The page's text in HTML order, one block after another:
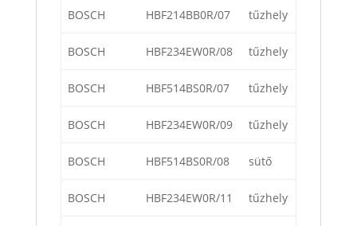
BOSCH HBF214BB0R/07 tűzhely
BOSCH HBF234EW0R/08 tűzhely
BOSCH HBF514BS0R/07 tűzhely
BOSCH HBF234EW0R/09 tűzhely
BOSCH HBF514BS0R/08 sütő
BOSCH HBF234EW0R/11 tűzhely